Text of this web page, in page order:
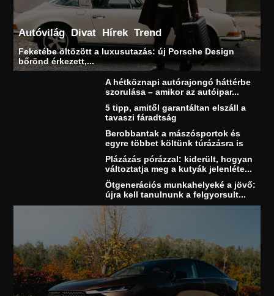
Autóvilág Divat Hírek Trend
Feketébe öltözött a luxusutazás: új Porsche Design
bőrönd érkezett,...
A hétköznapi autórajongó háttérbe
szorulása – amikor az autóipar...
5 tipp, amitől garantáltan elszáll a
tavaszi fáradtság
Berobbantak a mászósportok és
egyre többet költünk túrázásra is
Plázázás pórázzal: kiderült, hogyan
változtatja meg a kutyák jelenléte...
Ötgenerációs munkahelyeké a jövő:
újra kell tanulnunk a felgyorsult...